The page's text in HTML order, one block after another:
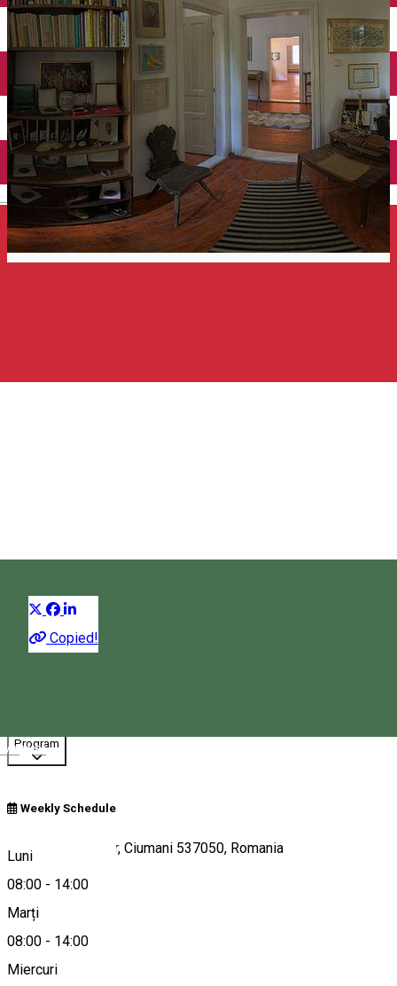
English
Magyar
Închirieri auto
Închirieri de biciclete
Copied!
08:00 - 14:00
Program
Weekly Schedule
Luni
08:00 - 14:00
Marți
08:00 - 14:00
Miercuri
Borsos Miklós tér, Ciumani 537050, Romania
Hartă